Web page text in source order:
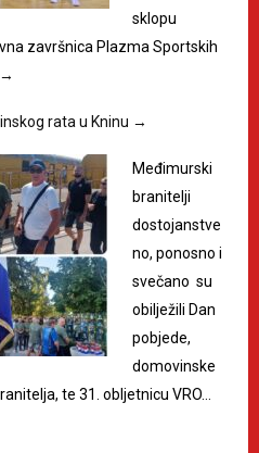
sklopu
završnica Plazma Sportskih
→
rata u Kninu →
Međimurski
branitelji
dostojanstve
no, ponosno i
svečano su
obilježili Dan
pobjede,
domovinske
te 31. obljetnicu VRO…